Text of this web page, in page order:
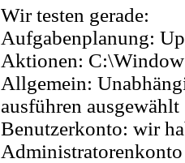
Wir testen gerade:
Aufgabenplanung:
Aktionen:
Allgemein:
ausführen ausgewählt
Benutzerkonto: wir